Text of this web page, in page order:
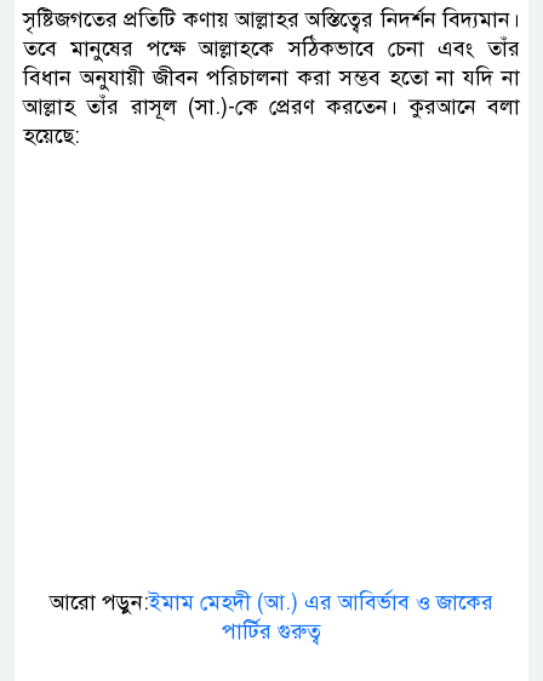
সৃষ্টিজগতের প্রতিটি কণায় আল্লাহর অস্তিত্বের নিদর্শন বিদ্যমান।
তবে মানুষের পক্ষে আল্লাহকে সঠিকভাবে চেনা এবং তাঁর
বিধান অনুযায়ী জীবন পরিচালনা করা সম্ভব হতো না যদি না
আল্লাহ তাঁর রাসূল (সা.)-কে প্রেরণ করতেন। কুরআনে বলা
হয়েছে:
আরো পড়ুন:ইমাম মেহদী (আ.) এর আবির্ভাব ও জাকের
পার্টির গুরুত্ব